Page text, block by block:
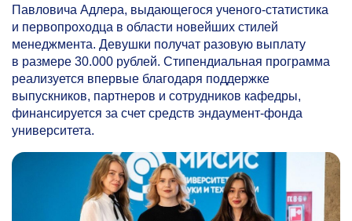
Павловича Адлера, выдающегося ученого-статистика
и первопроходца в области новейших стилей
менеджмента. Девушки получат разовую выплату
в размере 30.000 рублей. Стипендиальная программа
реализуется впервые благодаря поддержке
выпускников, партнеров и сотрудников кафедры,
финансируется за счет средств эндаумент-фонда
университета.